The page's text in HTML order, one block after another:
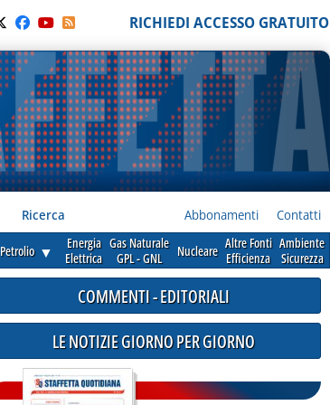
RICHIEDI ACCESSO GRATUITO
Ricerca Abbonamenti Contatti
Petrolio ▼
Energia
Elettrica
Gas Naturale
GPL - GNL
Nucleare Altre Fonti
Efficienza
Ambiente
Sicurezza
COMMENTI - EDITORIALI
LE NOTIZIE GIORNO PER GIORNO